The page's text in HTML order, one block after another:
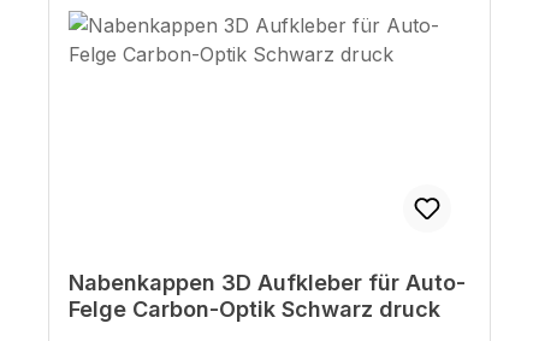
Nabenkappen 3D Aufkleber für Auto-
Felge Carbon-Optik Schwarz druck